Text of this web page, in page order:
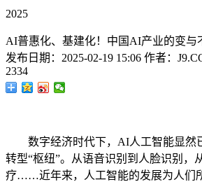
2025
AI普惠化、基建化！中国AI产业的变与
发布日期： 2025-02-19 15:06 作者：
2334
数字经济时代下，AI人工智能显然
转型“枢纽”。从语音识别到人脸识别，
疗……近年来，人工智能的发展为人们